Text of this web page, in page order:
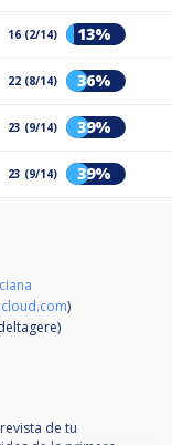
16 (2/14) 13%
22 (8/14) 36%
23 (9/14) 39%
23 (9/14) 39%
)
)
de tu